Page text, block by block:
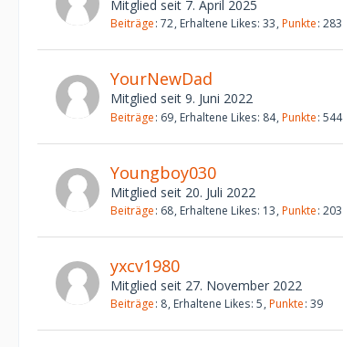
Mitglied seit 7. April 2025
Beiträge 72 Erhaltene Likes 33 Punkte 283
YourNewDad
Mitglied seit 9. Juni 2022
Beiträge 69 Erhaltene Likes 84 Punkte 544
Youngboy030
Mitglied seit 20. Juli 2022
Beiträge 68 Erhaltene Likes 13 Punkte 203
yxcv1980
Mitglied seit 27. November 2022
Beiträge 8 Erhaltene Likes 5 Punkte 39